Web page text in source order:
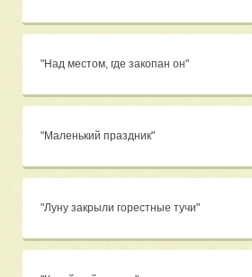
"Над местом, где закопан он"
"Маленький праздник"
"Луну закрыли горестные тучи"